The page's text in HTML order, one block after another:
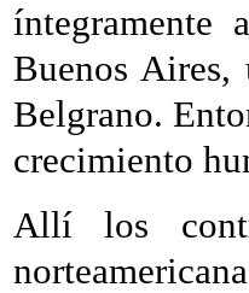
íntegramente
Buenos
Belgrano.
crecimiento
Allí los